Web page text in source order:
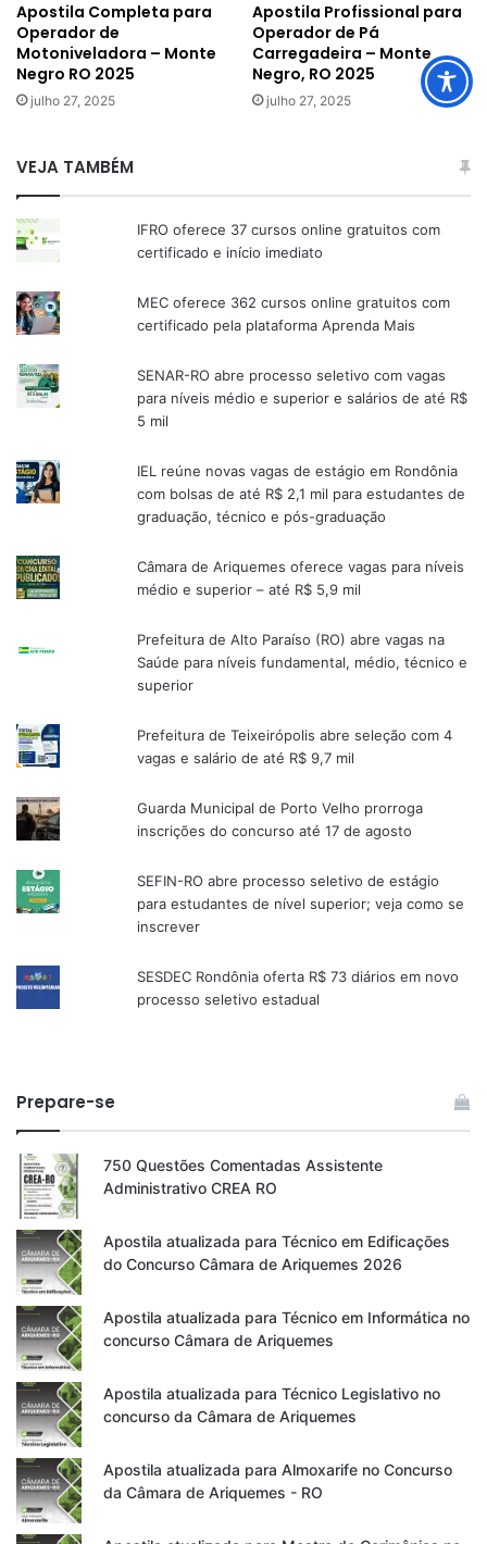
Apostila Completa para
Operador de
Motoniveladora – Monte
Negro RO 2025
julho 27, 2025
Apostila Profissional para
Operador de Pá
Carregadeira – Monte
Negro, RO 2025
julho 27, 2025
VEJA TAMBÉM
IFRO oferece 37 cursos online gratuitos com
certificado e início imediato
MEC oferece 362 cursos online gratuitos com
certificado pela plataforma Aprenda Mais
SENAR-RO abre processo seletivo com vagas
para níveis médio e superior e salários de até R$
5 mil
IEL reúne novas vagas de estágio em Rondônia
com bolsas de até R$ 2,1 mil para estudantes de
graduação, técnico e pós-graduação
Câmara de Ariquemes oferece vagas para níveis
médio e superior – até R$ 5,9 mil
Prefeitura de Alto Paraíso (RO) abre vagas na
Saúde para níveis fundamental, médio, técnico e
superior
Prefeitura de Teixeirópolis abre seleção com 4
vagas e salário de até R$ 9,7 mil
Guarda Municipal de Porto Velho prorroga
inscrições do concurso até 17 de agosto
SEFIN-RO abre processo seletivo de estágio
para estudantes de nível superior; veja como se
inscrever
SESDEC Rondônia oferta R$ 73 diários em novo
processo seletivo estadual
Prepare-se
750 Questões Comentadas Assistente
Administrativo CREA RO
Apostila atualizada para Técnico em Edificações
do Concurso Câmara de Ariquemes 2026
Apostila atualizada para Técnico em Informática no
concurso Câmara de Ariquemes
Apostila atualizada para Técnico Legislativo no
concurso da Câmara de Ariquemes
Apostila atualizada para Almoxarife no Concurso
da Câmara de Ariquemes - RO